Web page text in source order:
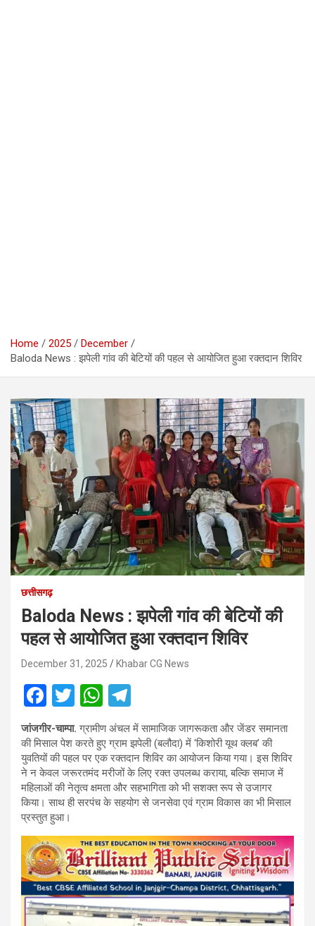
Home 2025
December
Baloda News : झपेली गांव की बेटियों की पहल से आयोजित हुआ रक्तदान शिविर
छत्तीसगढ़
Baloda News : झपेली गांव की बेटियों की
पहल से आयोजित हुआ रक्तदान शिविर
December 31, 2025 Khabar CG News
F
a
ce
b
o
o
k
T
wi
tt
er
W
h
at
s
A
p
p
el
e
gr
a
m
जांजगीर-चाम्पा. ग्रामीण अंचल में सामाजिक जागरूकता और जेंडर समानता
की मिसाल पेश करते हुए ग्राम झपेली (बलौदा) में ‘किशोरी यूथ क्लब’ की
युवतियों की पहल पर एक रक्तदान शिविर का आयोजन किया गया। इस शिविर
ने न केवल जरूरतमंद मरीजों के लिए रक्त उपलब्ध कराया, बल्कि समाज में
महिलाओं की नेतृत्व क्षमता और सहभागिता को भी सशक्त रूप से उजागर
किया। साथ ही सरपंच के सहयोग से जनसेवा एवं ग्राम विकास का भी मिसाल
प्रस्तुत हुआ।